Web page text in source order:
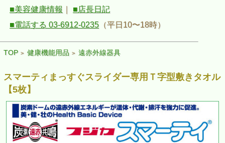
■美容健康情報
■店長日記
■電話する 03-6912-0235 （平日10〜18時）
TOP > 健康機能用品 > 遠赤外線器具
スマーティまっすぐスライダー専用Ｔ字型敷きタオル
【5枚】